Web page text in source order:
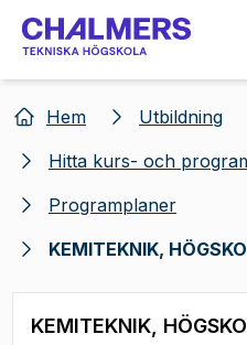
Gå till
Hem Utbildning
Hitta kurs- och
Programplaner
KEMITEKNIK,
KEMITEKNIK,